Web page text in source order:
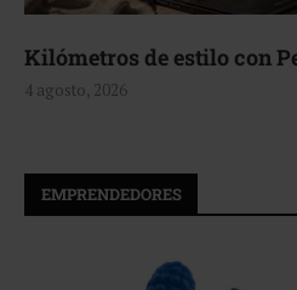
Aerie, texturas que fluyen
4 agosto, 2026
EMPRENDEDORES